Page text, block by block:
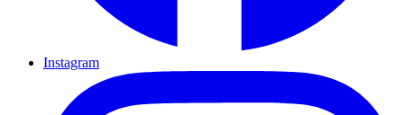
Instagram